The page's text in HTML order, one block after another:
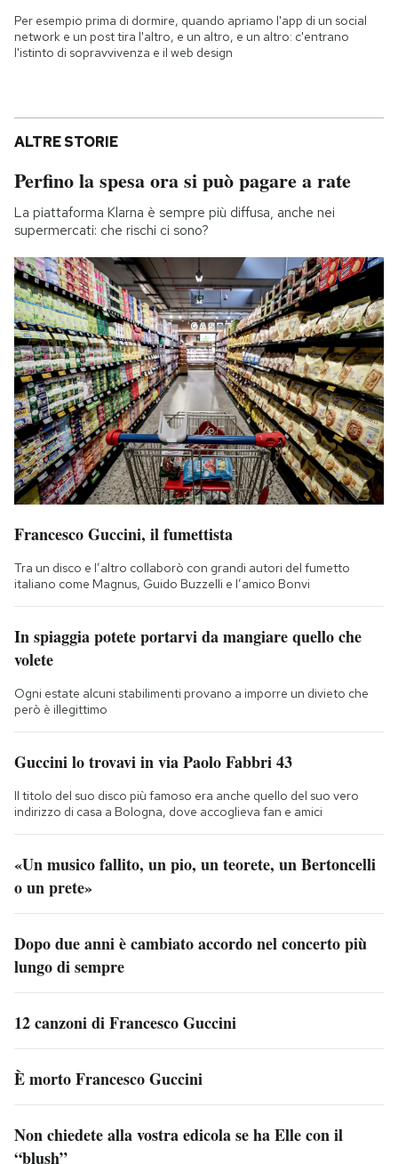
Per esempio prima di dormire, quando apriamo l'app di un social
network e un post tira l'altro, e un altro, e un altro: c'entrano
l'istinto di sopravvivenza e il web design
ALTRE STORIE
Perfino la spesa ora si può pagare a rate
La piattaforma Klarna è sempre più diffusa, anche nei
supermercati: che rischi ci sono?
Francesco Guccini, il fumettista
Tra un disco e l’altro collaborò con grandi autori del fumetto
italiano come Magnus, Guido Buzzelli e l’amico Bonvi
In spiaggia potete portarvi da mangiare quello che
volete
Ogni estate alcuni stabilimenti provano a imporre un divieto che
però è illegittimo
Guccini lo trovavi in via Paolo Fabbri 43
Il titolo del suo disco più famoso era anche quello del suo vero
indirizzo di casa a Bologna, dove accoglieva fan e amici
«Un musico fallito, un pio, un teorete, un Bertoncelli
o un prete»
Dopo due anni è cambiato accordo nel concerto più
lungo di sempre
12 canzoni di Francesco Guccini
È morto Francesco Guccini
Non chiedete alla vostra edicola se ha Elle con il
“blush”